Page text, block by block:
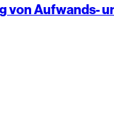
von Aufwands-